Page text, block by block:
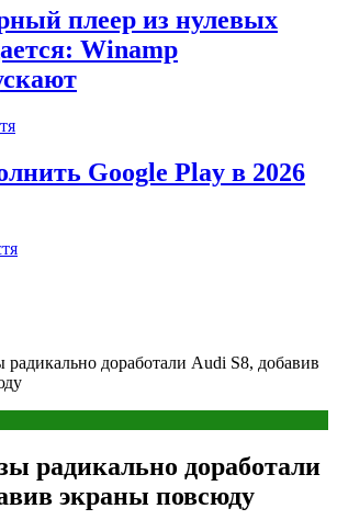
плеер из нулевых
Winamp
Google Play в 2026
доработали Audi S8, добавив
радикально доработали
экраны повсюду